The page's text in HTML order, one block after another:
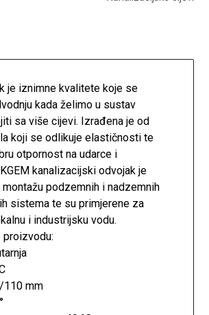
je iznimne kvalitete koje se
kada želimo u sustav
sa više cijevi. Izrađena je od
koji se odlikuje elastičnosti te
otpornost na udarce i
kanalizacijski odvojak je
montažu podzemnih i nadzemnih
sistema te su primjerene za
i industrijsku vodu.
proizvodu:
110 mm